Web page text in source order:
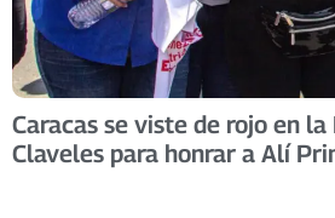
Caracas se viste de rojo en la
Claveles para honrar a Alí